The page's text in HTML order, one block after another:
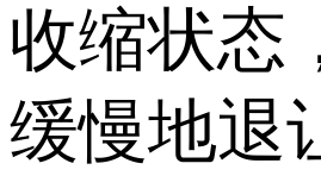
收缩状态
缓慢地退